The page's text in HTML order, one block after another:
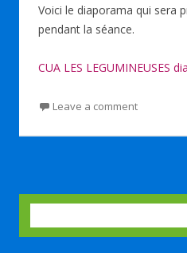
Voici le diaporama qui sera
pendant la séance.
CUA LES LEGUMINEUSES
Leave a comment